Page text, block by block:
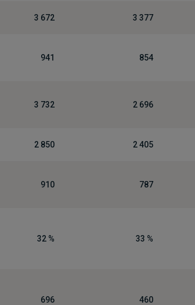
3 672 3 377
941 854
3 732 2 696
2 850 2 405
910 787
32 % 33 %
696 460